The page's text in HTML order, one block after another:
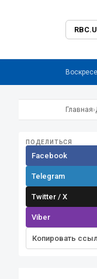
Главная›
ПОДЕЛИТЬСЯ
Facebook
Telegram
Twitter / X
Viber
Копировать